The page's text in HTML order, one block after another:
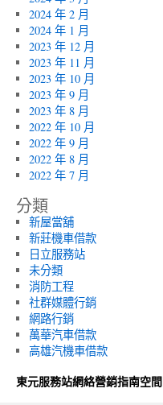
2024 年 2 月
2024 年 1 月
2023 年 12 月
2023 年 11 月
2023 年 10 月
2023 年 9 月
2023 年 8 月
2022 年 10 月
2022 年 9 月
2022 年 8 月
2022 年 7 月
分類
新屋當舖
新莊機車借款
日立服務站
未分類
消防工程
社群媒體行銷
網路行銷
萬華汽車借款
高雄汽機車借款
東元服務站網絡營銷指南空間